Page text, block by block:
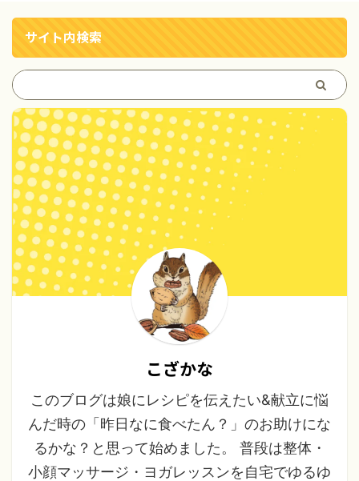
サイト内検索
こざかな
このブログは娘にレシピを伝えたい&献立に悩
んだ時の「昨日なに食べたん？」のお助けにな
るかな？と思って始めました。 普段は整体・
小顔マッサージ・ヨガレッスンを自宅でゆるゆ